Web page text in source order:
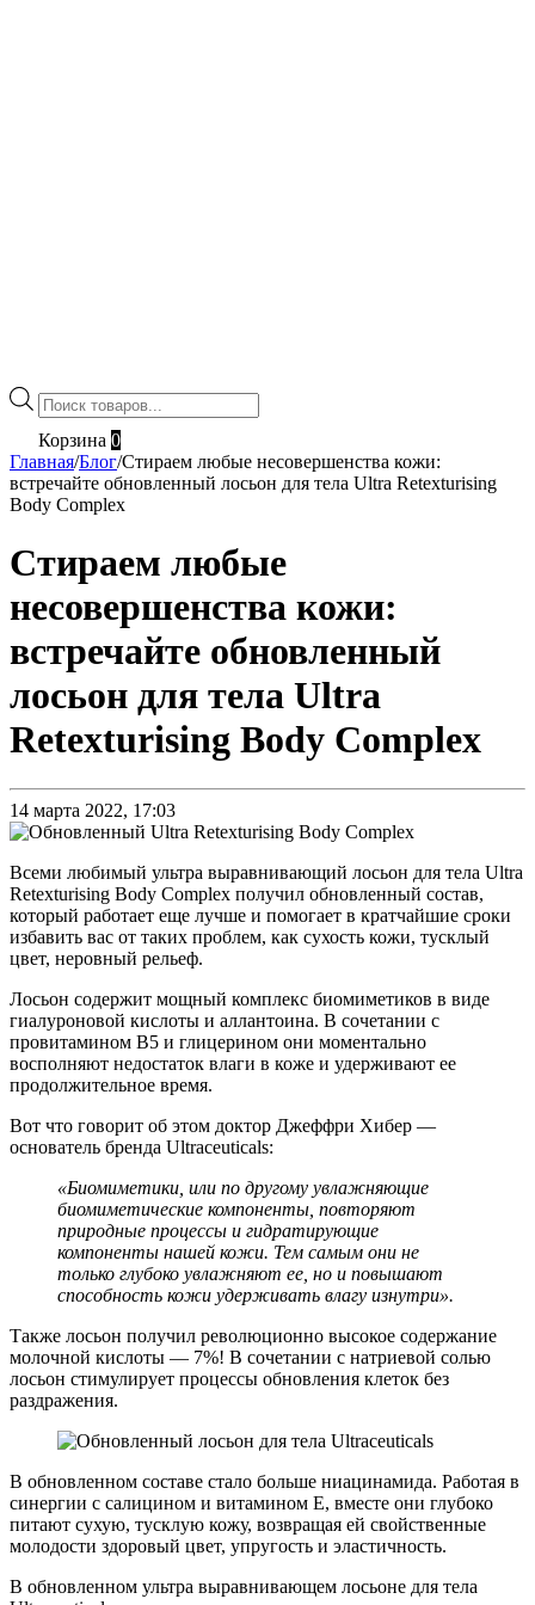
Поиск
товаров
Корзина 0
Главная/Блог/Стираем любые несовершенства кожи:
встречайте обновленный лосьон для тела Ultra Retexturising
Body Complex
Стираем любые
несовершенства кожи:
встречайте обновленный
лосьон для тела Ultra
Retexturising Body Complex
14 марта 2022, 17:03
Всеми любимый ультра выравнивающий лосьон для тела Ultra
Retexturising Body Complex получил обновленный состав,
который работает еще лучше и помогает в кратчайшие сроки
избавить вас от таких проблем, как сухость кожи, тусклый
цвет, неровный рельеф.
Лосьон содержит мощный комплекс биомиметиков в виде
гиалуроновой кислоты и аллантоина. В сочетании с
провитамином В5 и глицерином они моментально
восполняют недостаток влаги в коже и удерживают ее
продолжительное время.
Вот что говорит об этом доктор Джеффри Хибер —
основатель бренда Ultraceuticals:
«Биомиметики, или по другому увлажняющие
биомиметические компоненты, повторяют
природные процессы и гидратирующие
компоненты нашей кожи. Тем самым они не
только глубоко увлажняют ее, но и повышают
способность кожи удерживать влагу изнутри».
Также лосьон получил революционно высокое содержание
молочной кислоты — 7%! В сочетании с натриевой солью
лосьон стимулирует процессы обновления клеток без
раздражения.
В обновленном составе стало больше ниацинамида. Работая в
синергии с салицином и витамином Е, вместе они глубоко
питают сухую, тусклую кожу, возвращая ей свойственные
молодости здоровый цвет, упругость и эластичность.
В обновленном ультра выравнивающем лосьоне для тела